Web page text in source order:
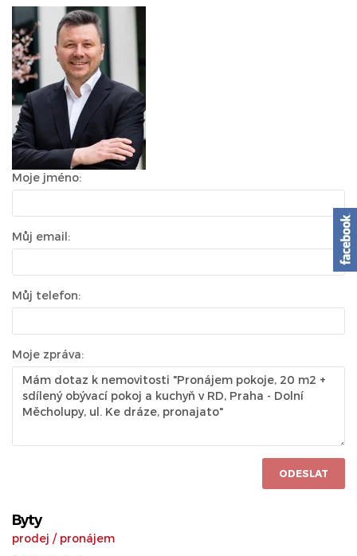
Moje jméno:
Můj email:
Můj telefon:
Moje zpráva:
ODESLAT
Byty
prodej / pronájem